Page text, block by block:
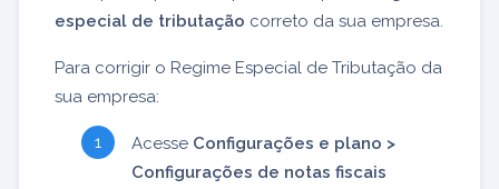
especial de tributação correto da sua empresa.
Para corrigir o Regime Especial de Tributação da
sua empresa:
Acesse Configurações e plano >
Configurações de notas fiscais